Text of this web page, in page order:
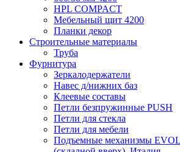
HPL COMPACT
Мебельный щит 4200
Планки декор
Строительные материалы
Труба
Фурнитура
Зеркалодержатели
Навес д/нижних баз
Клеевые составы
Петли безпружинные PUSH
Петли для стекла
Петли для мебели
Подъемные механизмы